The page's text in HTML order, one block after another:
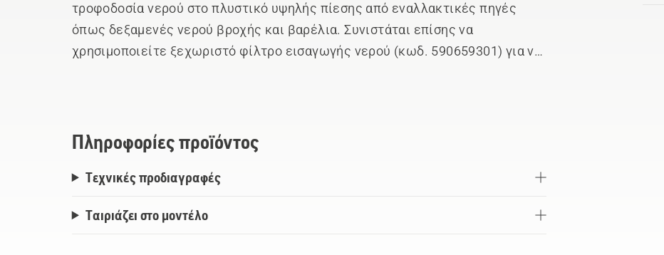
τροφοδοσία νερού στο πλυστικό υψηλής πίεσης από εναλλακτικές πηγές
όπως δεξαμενές νερού βροχής και βαρέλια. Συνιστάται επίσης να
χρησιμοποιείτε ξεχωριστό φίλτρο εισαγωγής νερού (κωδ. 590659301) για να
Πληροφορίες προϊόντος
Τεχνικές προδιαγραφές
Ταιριάζει στο μοντέλο